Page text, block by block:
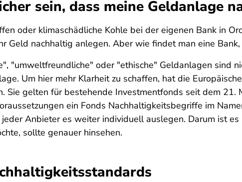
sein, dass meine Geldanlage
oder klimaschädliche Kohle bei der eigenen Bank in
Geld nachhaltig anlegen. Aber wie findet man eine
"umweltfreundliche" oder "ethische" Geldanlagen sind
Um hier mehr Klarheit zu schaffen, hat die
Sie gelten für bestehende Investmentfonds seit dem
ein Fonds Nachhaltigkeitsbegriffe im
Anbieter es weiter individuell auslegen. Darum ist
sollte genauer hinsehen.